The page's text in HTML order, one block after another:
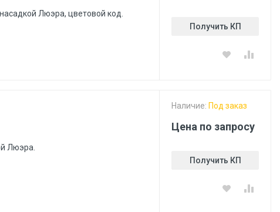
Люэра, цветовой код.
Получить КП
Люэра.
Наличие: Под заказ
Цена по запросу
Получить КП